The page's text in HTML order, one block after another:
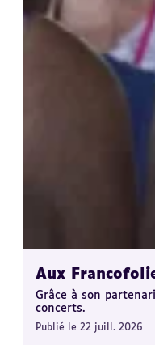
Aux
Grâce à son
concerts.
Publié le 22 juill. 2026